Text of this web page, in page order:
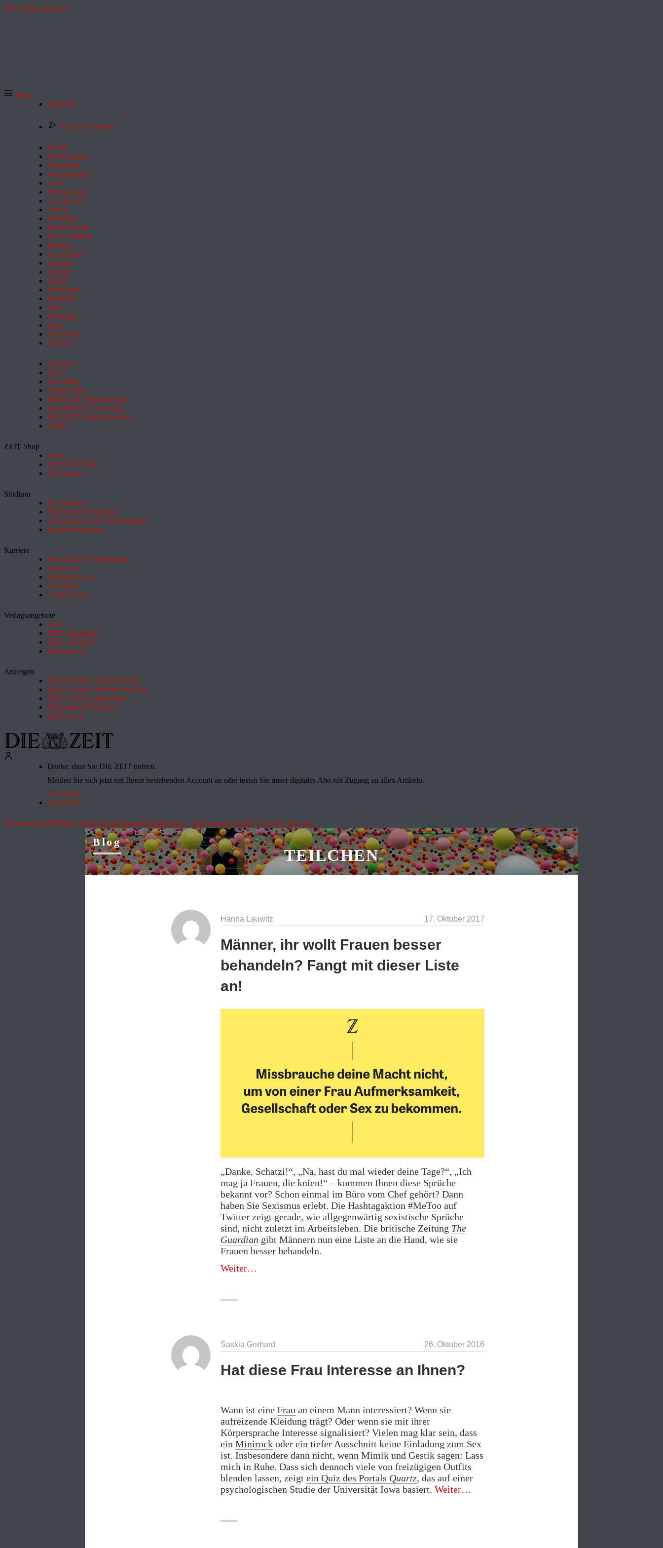
Zum Inhalt springen
Menü
Startseite
Exklusive Artikel
Politik
ZEITmagazin
Wirtschaft
Wochenmarkt
Geld
Wochenende
Gesellschaft
Arbeit
Feuilleton
Wissenschaft
Pol. Feuilleton
Bildung
Gesundheit
Campus
Familie
Digital
Entdecken
Mobilität
Sinn
Hamburg
Sport
Österreich
Schweiz
Podcasts
Video
Newsletter
Schlagzeilen
Daten und Visualisierung
Aktuelle ZEIT-Ausgabe
DIE ZEIT Ausgabenarchiv
Spiele
ZEIT Shop
Shop
ZEIT BÜCHER
Geschenke
Studium
HeyStudium
Studium-Interessentest
Suchmaschine für Studiengänge
Hochschulranking
Karriere
Jobs im ZEIT Stellenmarkt
academics
academics.com
GoodJobs
e-fellows.net
Verlagsangebote
Abo
ZEIT Akademie
ZEIT REISEN
Partnersuche
Anzeigen
Most Wanted Employer 2026
How it works: Studium und Job
ZEIT Forschungskosmos
Deutsches Schulportal
ZEIT für X
Danke, dass Sie DIE ZEIT nutzen.
Melden Sie sich jetzt mit Ihrem bestehenden Account an oder testen Sie unser digitales Abo mit Zugang zu allen Artikeln.
Abo testen
Anmelden
Die aktuelle ZEITHitze und DürreMigrationRenteInitiative "Deutschland spricht"Aktuelle Themen
Blog
TEILCHEN
Hanna Lauwitz 17. Oktober 2017
Männer, ihr wollt Frauen besser
behandeln? Fangt mit dieser Liste
an!
„Danke, Schatzi!“, „Na, hast du mal wieder deine Tage?“, „Ich
mag ja Frauen, die knien!“ – kommen Ihnen diese Sprüche
bekannt vor? Schon einmal im Büro vom Chef gehört? Dann
haben Sie Sexismus erlebt. Die Hashtagaktion #MeToo auf
Twitter zeigt gerade, wie allgegenwärtig sexistische Sprüche
sind, nicht zuletzt im Arbeitsleben. Die britische Zeitung The
Guardian gibt Männern nun eine Liste an die Hand, wie sie
Frauen besser behandeln.
Weiter„Männer,
mit
Liste
Saskia Gerhard 26. Oktober 2016
Hat diese Frau Interesse an Ihnen?
Wann ist eine Frau an einem Mann interessiert? Wenn sie
aufreizende Kleidung trägt? Oder wenn sie mit ihrer
Körpersprache Interesse signalisiert? Vielen mag klar sein, dass
ein Minirock oder ein tiefer Ausschnitt keine Einladung zum Sex
ist. Insbesondere dann nicht, wenn Mimik und Gestik sagen: Lass
mich in Ruhe. Dass sich dennoch viele von freizügigen Outfits
blenden lassen, zeigt ein Quiz des Portals Quartz, das auf einer
psychologischen Studie der Universität Iowa basiert. Weiter„Hat